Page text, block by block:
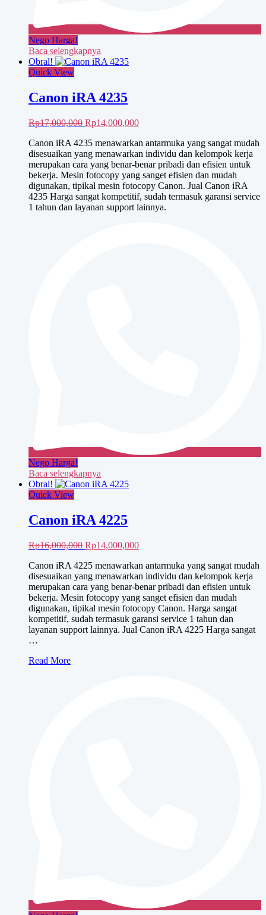
Nego Harga!
Baca selengkapnya
Obral!
Quick View
Canon iRA 4235
Rp17,000,000 Harga
adalah:
Rp17,000,000.
Rp14,000,000Harga
ini
adalah:
Rp14,000,000.
Canon iRA 4235 menawarkan antarmuka yang sangat mudah
disesuaikan yang menawarkan individu dan kelompok kerja
merupakan cara yang benar-benar pribadi dan efisien untuk
bekerja. Mesin fotocopy yang sanget efisien dan mudah
digunakan, tipikal mesin fotocopy Canon. Jual Canon iRA
4235 Harga sangat kompetitif, sudah termasuk garansi service
1 tahun dan layanan support lainnya.
Nego Harga!
Baca selengkapnya
Obral!
Quick View
Canon iRA 4225
Rp16,000,000 Harga
adalah:
Rp16,000,000.
Rp14,000,000Harga
ini
adalah:
Rp14,000,000.
Canon iRA 4225 menawarkan antarmuka yang sangat mudah
disesuaikan yang menawarkan individu dan kelompok kerja
merupakan cara yang benar-benar pribadi dan efisien untuk
bekerja. Mesin fotocopy yang sanget efisien dan mudah
digunakan, tipikal mesin fotocopy Canon. Harga sangat
kompetitif, sudah termasuk garansi service 1 tahun dan
layanan support lainnya. Jual Canon iRA 4225 Harga sangat
…
Canon
Read More